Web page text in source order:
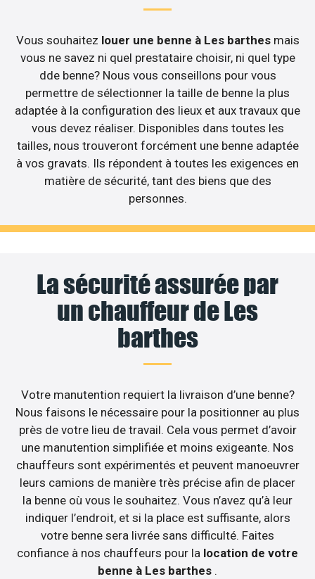
Vous souhaitez louer une benne à Les barthes mais
vous ne savez ni quel prestataire choisir, ni quel type
dde benne? Nous vous conseillons pour vous
permettre de sélectionner la taille de benne la plus
adaptée à la configuration des lieux et aux travaux que
vous devez réaliser. Disponibles dans toutes les
tailles, nous trouveront forcément une benne adaptée
à vos gravats. Ils répondent à toutes les exigences en
matière de sécurité, tant des biens que des
personnes.
La sécurité assurée par
un chauffeur de Les
barthes
Votre manutention requiert la livraison d’une benne?
Nous faisons le nécessaire pour la positionner au plus
près de votre lieu de travail. Cela vous permet d’avoir
une manutention simplifiée et moins exigeante. Nos
chauffeurs sont expérimentés et peuvent manoeuvrer
leurs camions de manière très précise afin de placer
la benne où vous le souhaitez. Vous n’avez qu’à leur
indiquer l’endroit, et si la place est suffisante, alors
votre benne sera livrée sans difficulté. Faites
confiance à nos chauffeurs pour la location de votre
benne à Les barthes .